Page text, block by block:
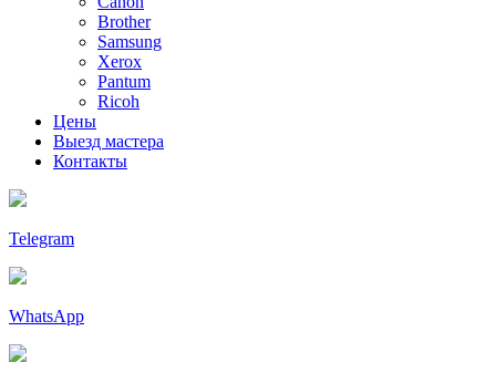
Brother
Samsung
Xerox
Pantum
Ricoh
Цены
Выезд мастера
Контакты
Telegram
WhatsApp